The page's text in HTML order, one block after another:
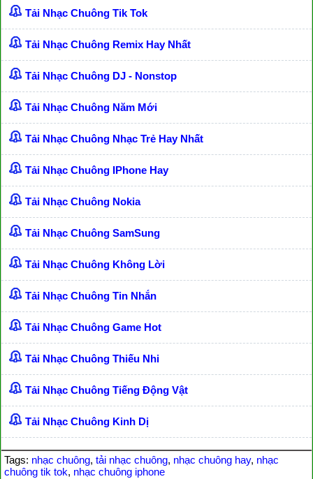
Tải Nhạc Chuông Tik Tok
Tải Nhạc Chuông Remix Hay Nhất
Tải Nhạc Chuông DJ - Nonstop
Tải Nhạc Chuông Năm Mới
Tải Nhạc Chuông Nhạc Trẻ Hay Nhất
Tải Nhạc Chuông IPhone Hay
Tải Nhạc Chuông Nokia
Tải Nhạc Chuông SamSung
Tải Nhạc Chuông Không Lời
Tải Nhạc Chuông Tin Nhắn
Tải Nhạc Chuông Game Hot
Tải Nhạc Chuông Thiếu Nhi
Tải Nhạc Chuông Tiếng Động Vật
Tải Nhạc Chuông Kinh Dị
Tags: nhạc chuông, tải nhạc chuông, nhạc chuông hay, nhạc
chuông tik tok, nhạc chuông iphone